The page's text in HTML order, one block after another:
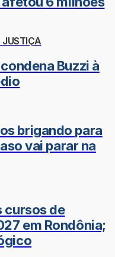
JUSTIÇA
Buzzi à
brigando para
vai parar na
cursos de
em Rondônia;